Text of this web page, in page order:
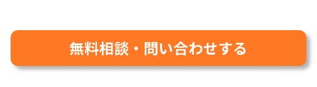
無料相談・問い合わせする